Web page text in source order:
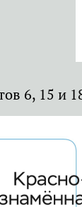
6, 15 и